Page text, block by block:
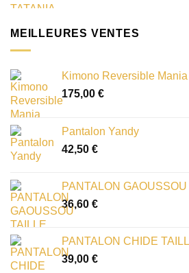
MEILLEURES VENTES
Kimono Reversible
175,00 €
Pantalon Yandy
42,50 €
PANTALON GAOUSSOU
36,60 €
PANTALON CHIDE
39,00 €